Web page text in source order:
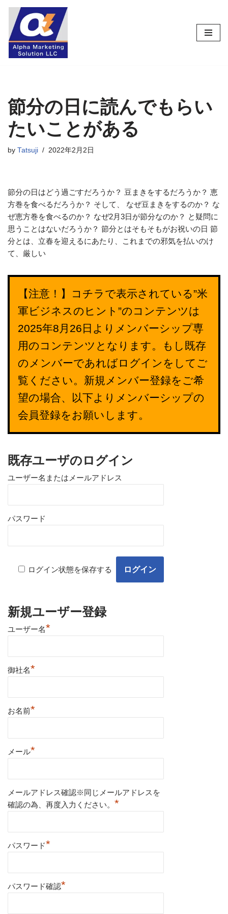
コ
ン
テ
ス
キ
ッ
プ
節分の日に読んでもらい
たいことがある
by Tatsuji 2022年2月2日
節分の日はどう過ごすだろうか？ 豆まきをするだろうか？ 恵
方巻を食べるだろうか？ そして、 なぜ豆まきをするのか？ な
ぜ恵方巻を食べるのか？ なぜ2月3日が節分なのか？ と疑問に
思うことはないだろうか？ 節分とはそもそもがお祝いの日 節
分とは、立春を迎えるにあたり、これまでの邪気を払いのけ
て、厳しい
【注意！】コチラで表示されている”米
軍ビジネスのヒント”のコンテンツは
2025年8月26日よりメンバーシップ専
用のコンテンツとなります。もし既存
のメンバーであればログインをしてご
覧ください。新規メンバー登録をご希
望の場合、以下よりメンバーシップの
会員登録をお願いします。
既存ユーザのログイン
ユーザー名またはメールアドレス
パスワード
ログイン状態を保存する
新規ユーザー登録
ユーザー名*
御社名*
お名前*
メール*
メールアドレス確認※同じメールアドレスを
確認の為、再度入力ください。 *
パスワード*
パスワード確認*